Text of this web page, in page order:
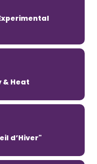
& Heat
d’Hiver"